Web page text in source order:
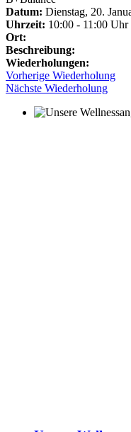
Datum: Dienstag, 20.
Uhrzeit: 10:00 - 11:00 Uhr
Ort:
Beschreibung:
Wiederholungen:
Vorherige Wiederholung
Nächste Wiederholung